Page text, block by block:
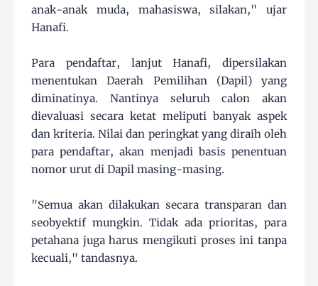
anak-anak muda, mahasiswa, silakan," ujar
Hanafi.
Para pendaftar, lanjut Hanafi, dipersilakan
menentukan Daerah Pemilihan (Dapil) yang
diminatinya. Nantinya seluruh calon akan
dievaluasi secara ketat meliputi banyak aspek
dan kriteria. Nilai dan peringkat yang diraih oleh
para pendaftar, akan menjadi basis penentuan
nomor urut di Dapil masing-masing.
"Semua akan dilakukan secara transparan dan
seobyektif mungkin. Tidak ada prioritas, para
petahana juga harus mengikuti proses ini tanpa
kecuali," tandasnya.